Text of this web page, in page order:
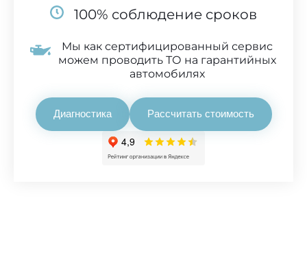
100% соблюдение сроков
Мы как сертифицированный сервис
можем проводить ТО на гарантийных
автомобилях
Диагностика Рассчитать стоимость